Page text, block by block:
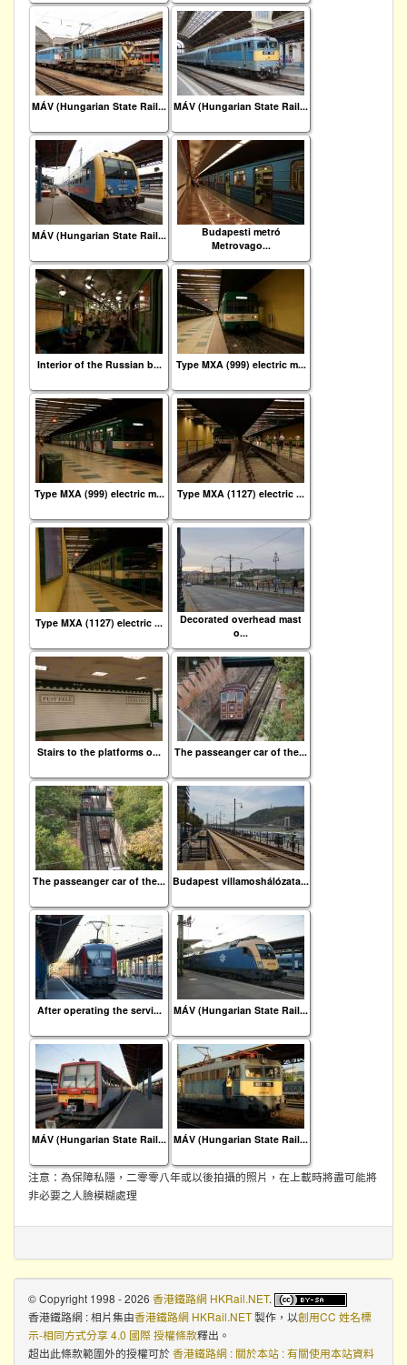
MÁV (Hungarian State Rail... MÁV (Hungarian State Rail...
MÁV (Hungarian State Rail...
Budapesti metró
Metrovago...
Interior of the Russian b... Type MXA (999) electric m...
Type MXA (999) electric m... Type MXA (1127) electric ...
Type MXA (1127) electric ...
Decorated overhead mast
o...
Stairs to the platforms o... The passeanger car of the...
The passeanger car of the... Budapest villamoshálózata...
After operating the servi... MÁV (Hungarian State Rail...
MÁV (Hungarian State Rail... MÁV (Hungarian State Rail...
注意：為保障私隱，二零零八年或以後拍攝的照片，在上載時將盡可能將
非必要之人臉模糊處理
© Copyright 1998 - 2026 香港鐵路網 HKRail.NET.
香港鐵路網 : 相片集由香港鐵路網 HKRail.NET製作，以創用CC 姓名標
示-相同方式分享 4.0 國際 授權條款釋出。
超出此條款範圍外的授權可於香港鐵路網 : 關於本站 : 有關使用本站資料